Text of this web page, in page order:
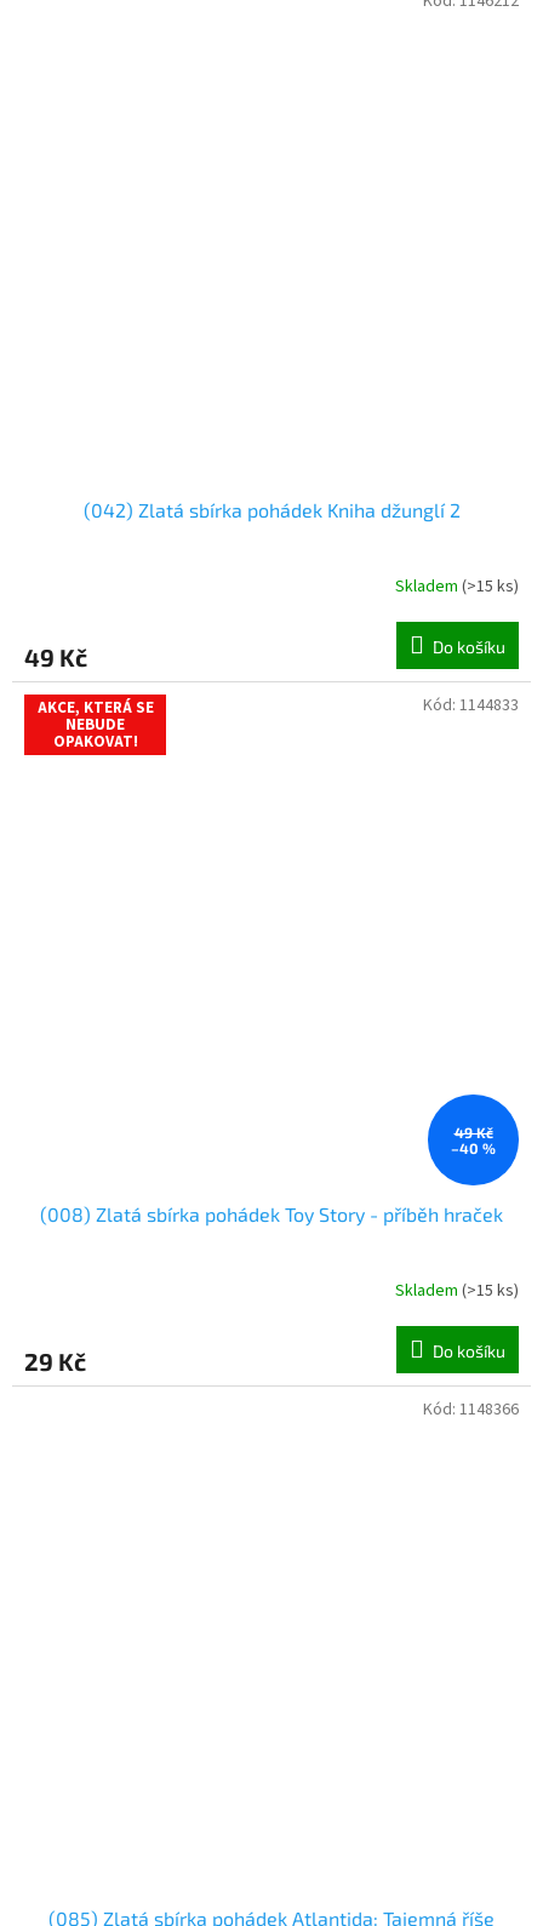
(042) Zlatá sbírka pohádek Kniha džunglí 2
Skladem (>15 ks)
49 Kč Do košíku
AKCE, KTERÁ SE
NEBUDE
OPAKOVAT!
49 Kč
–40 %
(008) Zlatá sbírka pohádek Toy Story - příběh hraček
Skladem (>15 ks)
29 Kč Do košíku
Kód: 1144833
(085) Zlatá sbírka pohádek Atlantida: Tajemná říše
Kód: 1148366